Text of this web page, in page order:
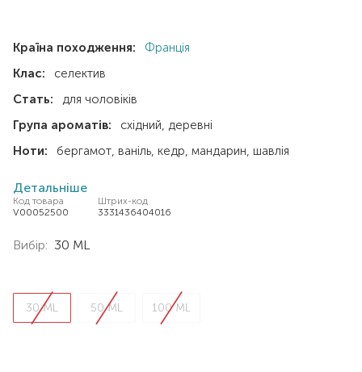
Країна походження:
Франція
Клас:
селектив
Стать:
для чоловіків
Група ароматів:
східний деревні
Ноти:
бергамот ваніль кедр мандарин шавлія
Детальніше
Код товара
V00052500
Штрих-код
3331436404016
Вибір: 30 ML
30 ML 50 ML 100 ML